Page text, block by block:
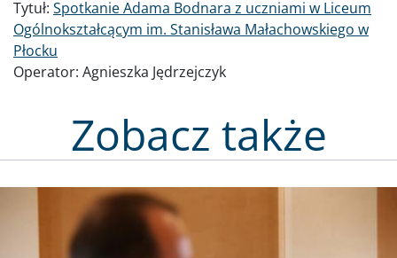
Tytuł: Spotkanie Adama Bodnara z uczniami w Liceum
Ogólnokształcącym im. Stanisława Małachowskiego w
Płocku
Operator: Agnieszka Jędrzejczyk
Zobacz także